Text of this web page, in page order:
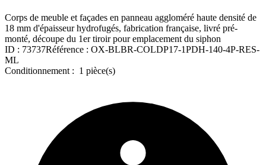
Corps de meuble et façades en panneau aggloméré haute densité de
18 mm d'épaisseur hydrofugés, fabrication française, livré pré-
monté, découpe du 1er tiroir pour emplacement du siphon
ID : 73737Référence : OX-BLBR-COLDP17-1PDH-140-4P-RES-
ML
Conditionnement : 1 pièce(s)